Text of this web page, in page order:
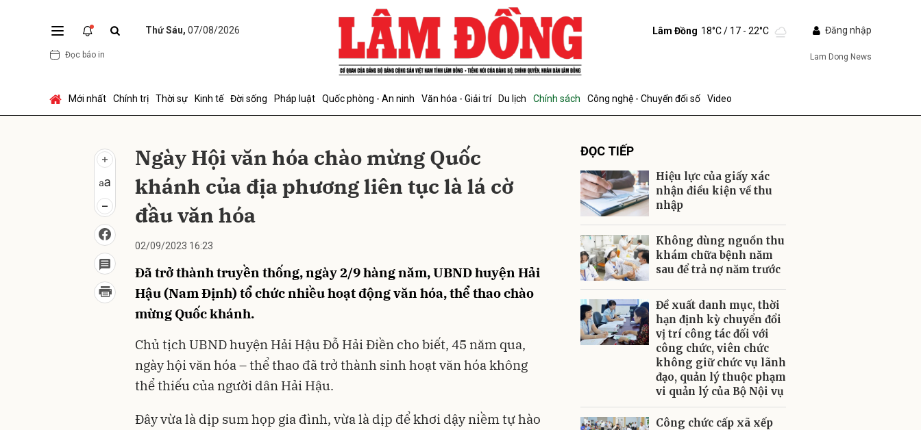
Thứ Sáu, 07/08/2026
Đọc báo in
Lâm Đồng 18°C/ 17 - 22°C Đăng nhập
Lam Dong News
Mới nhất Chính trị Thời sự Kinh tế Đời sống Pháp luật Quốc phòng - An ninh Văn hóa - Giải trí Du lịch Chính sách Công nghệ - Chuyển đổi số Video
Ngày Hội văn hóa chào mừng Quốc
khánh của địa phương liên tục là lá cờ
đầu văn hóa
02/09/2023 16:23
Đã trở thành truyền thống, ngày 2/9 hàng năm, UBND huyện Hải
Hậu (Nam Định) tổ chức nhiều hoạt động văn hóa, thể thao chào
mừng Quốc khánh.
Chủ tịch UBND huyện Hải Hậu Đỗ Hải Điền cho biết, 45 năm qua,
ngày hội văn hóa – thể thao đã trở thành sinh hoạt văn hóa không
thể thiếu của người dân Hải Hậu.
Đây vừa là dịp sum họp gia đình, vừa là dịp để khơi dậy niềm tự hào
ĐỌC TIẾP
Hiệu lực của giấy xác
nhận điều kiện về thu
nhập
Không dùng nguồn thu
khám chữa bệnh năm
sau để trả nợ năm trước
Đề xuất danh mục, thời
hạn định kỳ chuyển đổi
vị trí công tác đối với
công chức, viên chức
không giữ chức vụ lãnh
đạo, quản lý thuộc phạm
vi quản lý của Bộ Nội vụ
Công chức cấp xã xếp
Gửi bình luận
Gửi